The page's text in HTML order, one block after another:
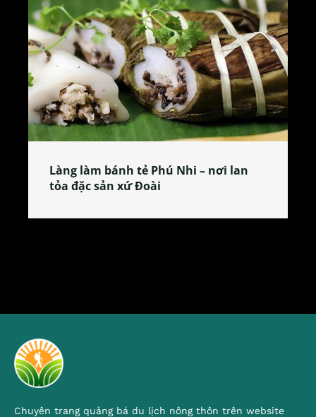
Làng làm bánh tẻ Phú Nhi – nơi lan
tỏa đặc sản xứ Đoài
Chuyên trang quảng bá du lịch nông thôn trên website